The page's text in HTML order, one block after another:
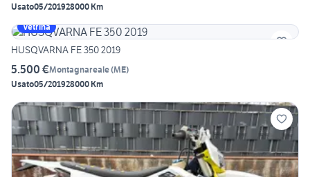
Usato05/201928000 Km
Vetrina
HUSQVARNA FE 350 2019
5.500 €Montagnareale(ME)
Usato05/201928000 Km